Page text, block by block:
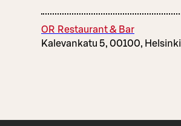
OR Restaurant & Bar
Kalevankatu 5, 00100, Helsinki